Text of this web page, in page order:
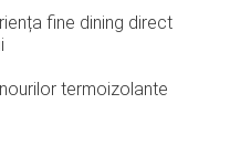
fine dining direct
termoizolante